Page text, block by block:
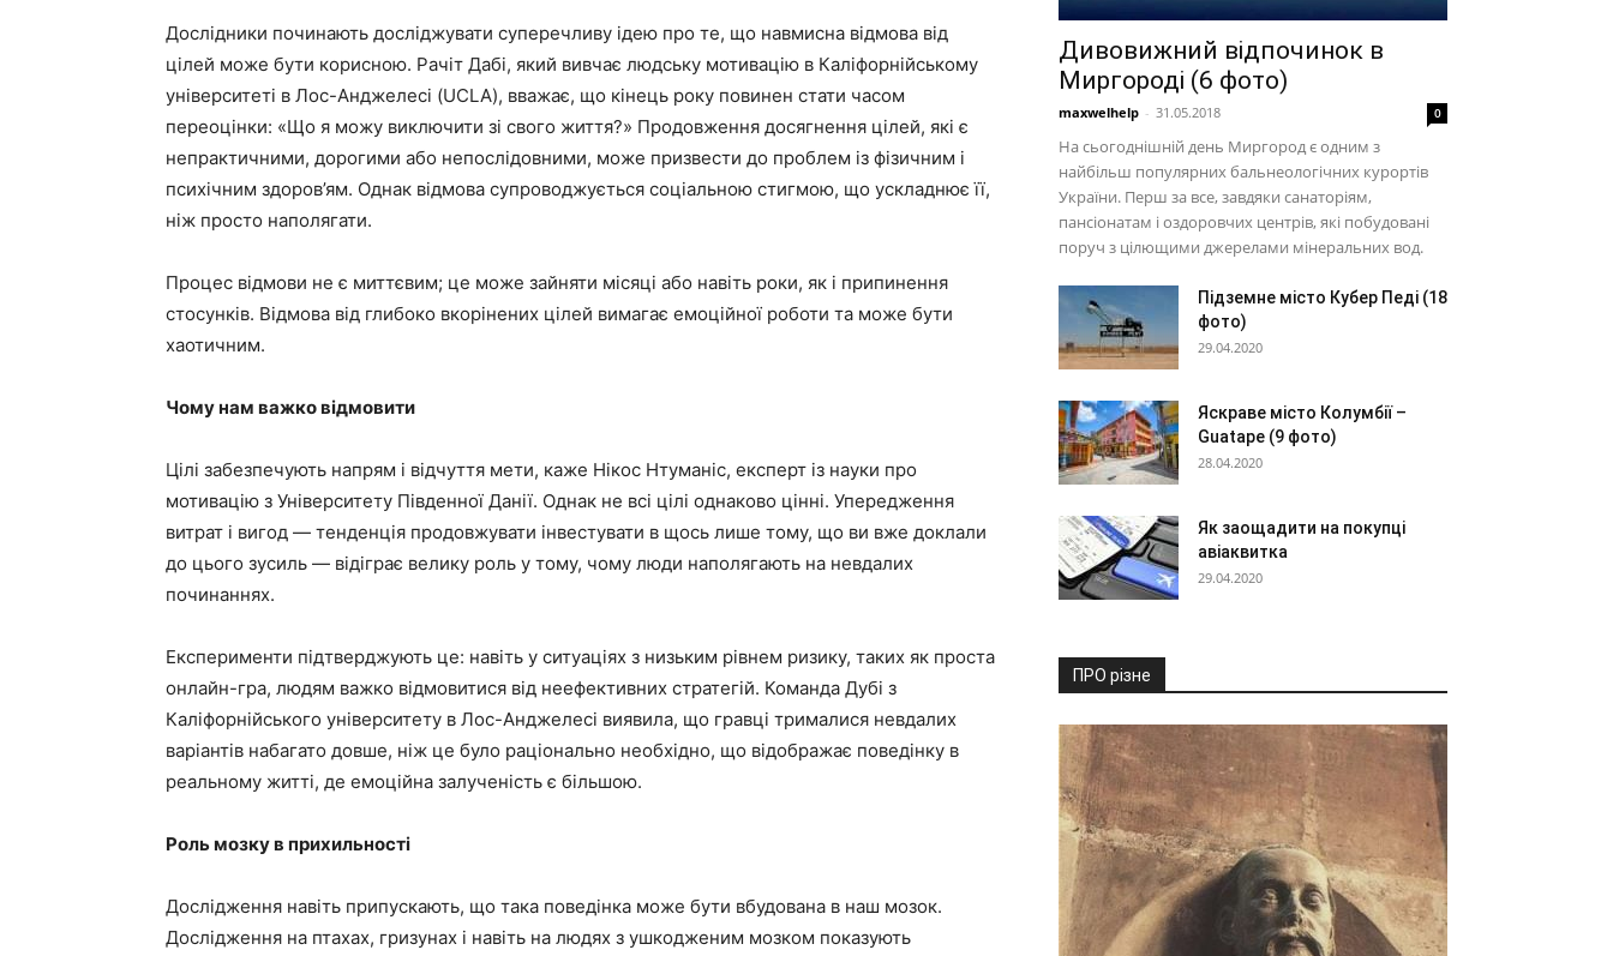
Дослідники починають досліджувати суперечливу ідею про те, що навмисна відмова від
цілей може бути корисною. Рачіт Дабі, який вивчає людську мотивацію в Каліфорнійському
університеті в Лос-Анджелесі (UCLA), вважає, що кінець року повинен стати часом
переоцінки: «Що я можу виключити зі свого життя?» Продовження досягнення цілей, які є
непрактичними, дорогими або непослідовними, може призвести до проблем із фізичним і
психічним здоров’ям. Однак відмова супроводжується соціальною стигмою, що ускладнює її,
ніж просто наполягати.
Процес відмови не є миттєвим; це може зайняти місяці або навіть роки, як і припинення
стосунків. Відмова від глибоко вкорінених цілей вимагає емоційної роботи та може бути
хаотичним.
Чому нам важко відмовити
Цілі забезпечують напрям і відчуття мети, каже Нікос Нтуманіс, експерт із науки про
мотивацію з Університету Південної Данії. Однак не всі цілі однаково цінні. Упередження
витрат і вигод — тенденція продовжувати інвестувати в щось лише тому, що ви вже доклали
до цього зусиль — відіграє велику роль у тому, чому люди наполягають на невдалих
починаннях.
Експерименти підтверджують це: навіть у ситуаціях з низьким рівнем ризику, таких як проста
онлайн-гра, людям важко відмовитися від неефективних стратегій. Команда Дубі з
Каліфорнійського університету в Лос-Анджелесі виявила, що гравці трималися невдалих
варіантів набагато довше, ніж це було раціонально необхідно, що відображає поведінку в
реальному житті, де емоційна залученість є більшою.
Роль мозку в прихильності
Дослідження навіть припускають, що така поведінка може бути вбудована в наш мозок.
Дослідження на птахах, гризунах і навіть на людях з ушкодженим мозком показують
Дивовижний відпочинок в
Миргороді (6 фото)
maxwelhelp - 31.05.2018 0
На сьогоднішній день Миргород є одним з
найбільш популярних бальнеологічних курортів
України. Перш за все, завдяки санаторіям,
пансіонатам і оздоровчих центрів, які побудовані
поруч з цілющими джерелами мінеральних вод.
Підземне місто Кубер Педі (18
фото)
29.04.2020
Яскраве місто Колумбії –
Guatape (9 фото)
28.04.2020
Як заощадити на покупці
авіаквитка
29.04.2020
ПРО різне